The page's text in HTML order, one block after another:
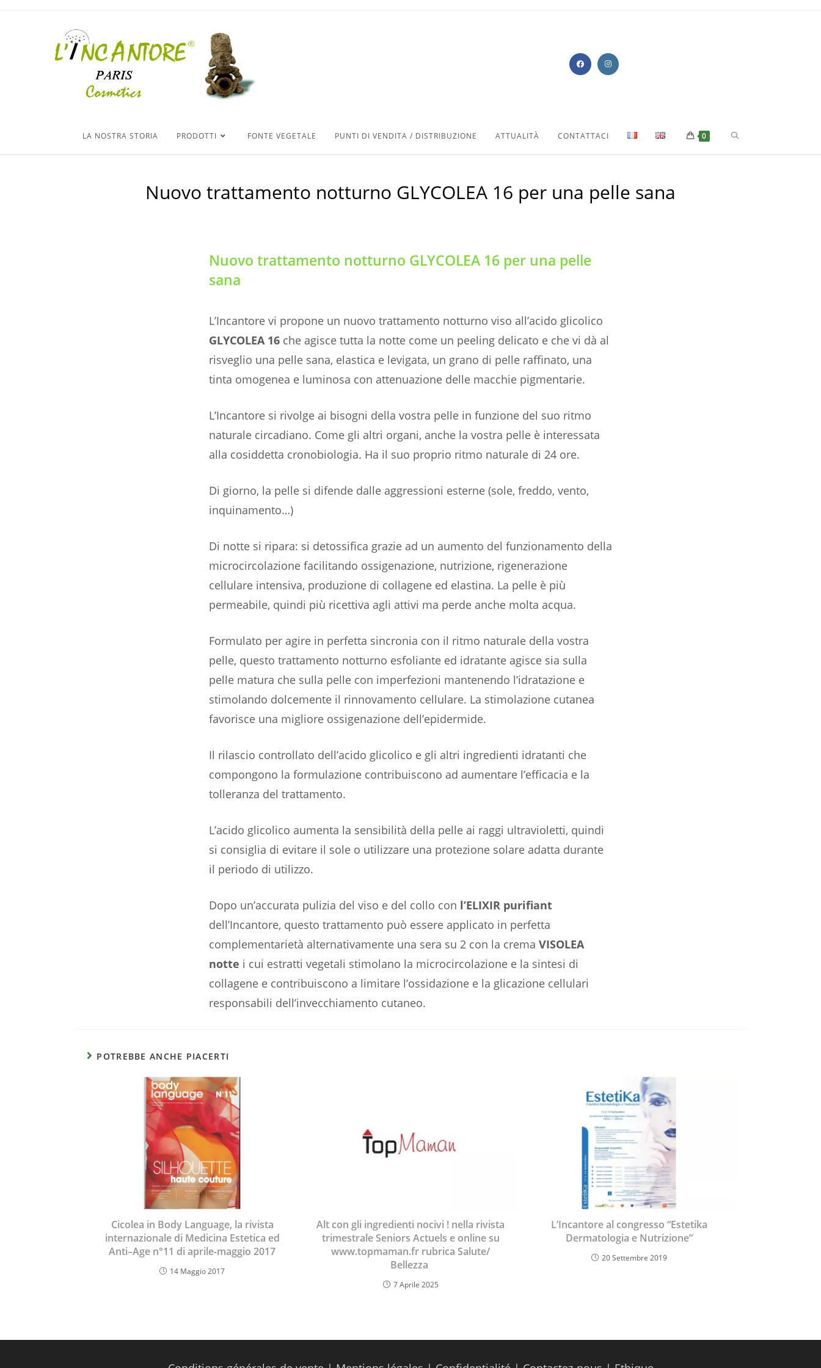
LA NOSTRA STORIA PRODOTTI FONTE VEGETALE PUNTI DI VENDITA / DISTRIBUZIONE ATTUALITÀ CONTATTACI 0
Nuovo trattamento notturno GLYCOLEA 16 per una pelle sana
Nuovo trattamento notturno GLYCOLEA 16 per una pelle
sana
L’Incantore vi propone un nuovo trattamento notturno viso all’acido glicolico
GLYCOLEA 16 che agisce tutta la notte come un peeling delicato e che vi dà al
risveglio una pelle sana, elastica e levigata, un grano di pelle raffinato, una
tinta omogenea e luminosa con attenuazione delle macchie pigmentarie.
L’Incantore si rivolge ai bisogni della vostra pelle in funzione del suo ritmo
naturale circadiano. Come gli altri organi, anche la vostra pelle è interessata
alla cosiddetta cronobiologia. Ha il suo proprio ritmo naturale di 24 ore.
Di giorno, la pelle si difende dalle aggressioni esterne (sole, freddo, vento,
inquinamento…)
Di notte si ripara: si detossifica grazie ad un aumento del funzionamento della
microcircolazione facilitando ossigenazione, nutrizione, rigenerazione
cellulare intensiva, produzione di collagene ed elastina. La pelle è più
permeabile, quindi più ricettiva agli attivi ma perde anche molta acqua.
Formulato per agire in perfetta sincronia con il ritmo naturale della vostra
pelle, questo trattamento notturno esfoliante ed idratante agisce sia sulla
pelle matura che sulla pelle con imperfezioni mantenendo l’idratazione e
stimolando dolcemente il rinnovamento cellulare. La stimolazione cutanea
favorisce una migliore ossigenazione dell’epidermide.
Il rilascio controllato dell’acido glicolico e gli altri ingredienti idratanti che
compongono la formulazione contribuiscono ad aumentare l’efficacia e la
tolleranza del trattamento.
L’acido glicolico aumenta la sensibilità della pelle ai raggi ultravioletti, quindi
si consiglia di evitare il sole o utilizzare una protezione solare adatta durante
il periodo di utilizzo.
Dopo un’accurata pulizia del viso e del collo con l’ELIXIR purifiant
dell’Incantore, questo trattamento può essere applicato in perfetta
complementarietà alternativamente una sera su 2 con la crema VISOLEA
notte i cui estratti vegetali stimolano la microcircolazione e la sintesi di
collagene e contribuiscono a limitare l’ossidazione e la glicazione cellulari
responsabili dell’invecchiamento cutaneo.
POTREBBE ANCHE PIACERTI
Cicolea in Body Language, la rivista
internazionale di Medicina Estetica ed
Anti–Age n°11 di aprile-maggio 2017
14 Maggio 2017
Alt con gli ingredienti nocivi ! nella rivista
trimestrale Seniors Actuels e online su
www.topmaman.fr rubrica Salute/
Bellezza
7 Aprile 2025
L’Incantore al congresso “Estetika
Dermatologia e Nutrizione”
20 Settembre 2019